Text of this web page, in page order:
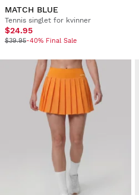
MATCH BLUE
Tennis singlet for kvinner
$24.95
$39.95-40% Final Sale